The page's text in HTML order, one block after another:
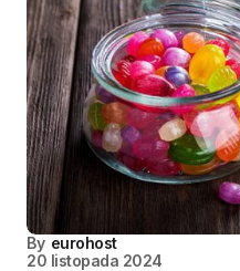
By eurohost
20 listopada 2024